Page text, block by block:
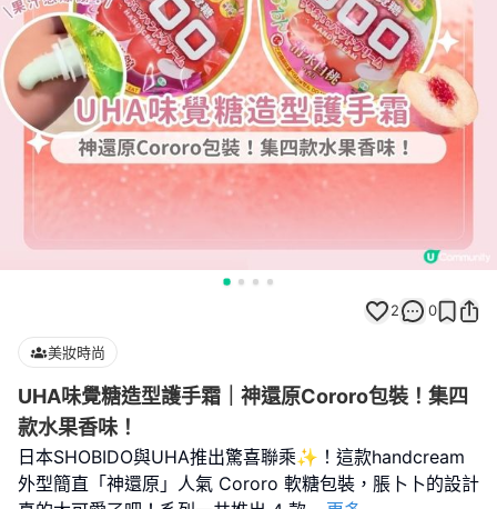
2 0
美妝時尚
UHA味覺糖造型護手霜｜神還原Cororo包裝！集四
款水果香味！
日本SHOBIDO與UHA推出驚喜聯乘✨！這款handcream
外型簡直「神還原」人氣 Cororo 軟糖包裝，脹卜卜的設計